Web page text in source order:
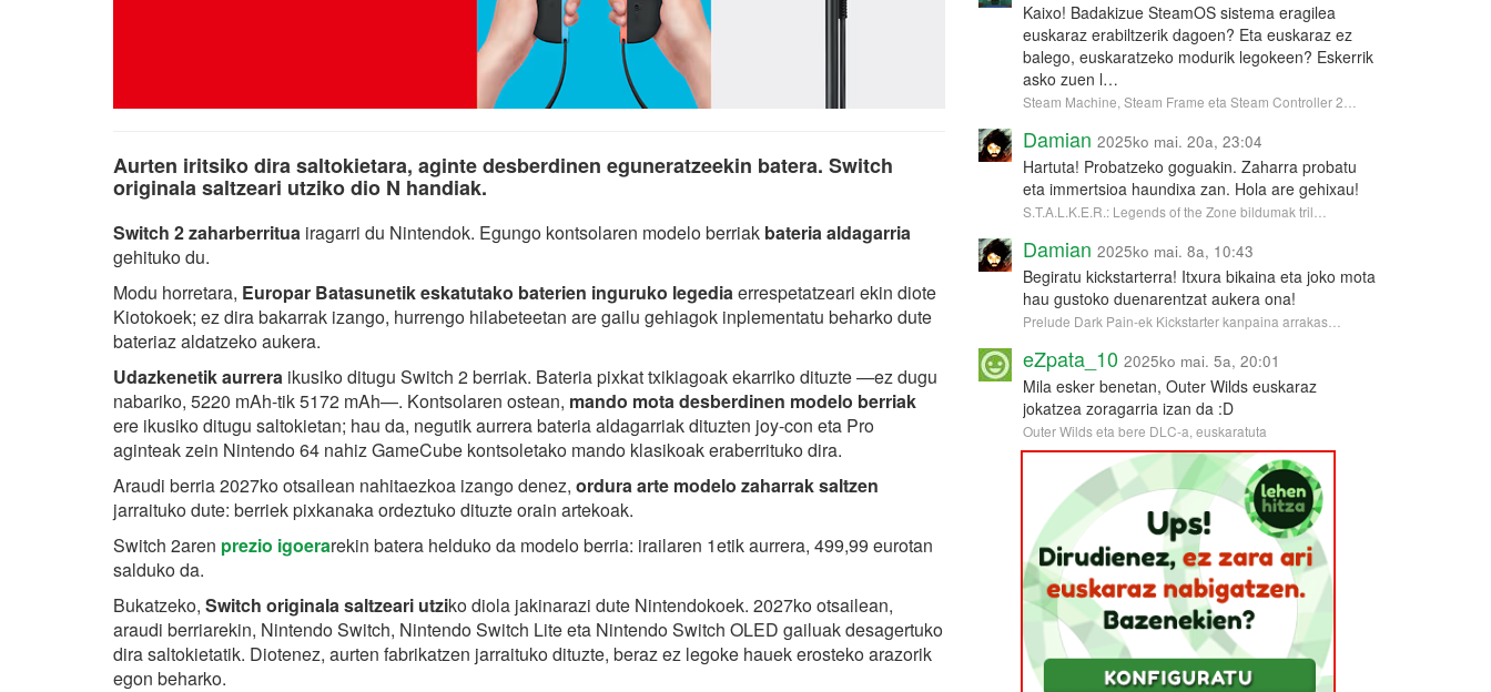
Aurten iritsiko dira saltokietara, aginte desberdinen eguneratzeekin batera. Switch
originala saltzeari utziko dio N handiak.
Switch 2 zaharberritua iragarri du Nintendok. Egungo kontsolaren modelo berriak bateria aldagarria
gehituko du.
Modu horretara, Europar Batasunetik eskatutako baterien inguruko legediaerrespetatzeari ekin diote
Kiotokoek; ez dira bakarrak izango, hurrengo hilabeteetan are gailu gehiagok inplementatu beharko dute
bateriaz aldatzeko aukera.
Udazkenetik aurrera ikusiko ditugu Switch 2 berriak. Bateria pixkat txikiagoak ekarriko dituzte —ez dugu
nabariko, 5220 mAh-tik 5172 mAh—. Kontsolaren ostean, mando mota desberdinen modelo berriak
ere ikusiko ditugu saltokietan; hau da, negutik aurrera bateria aldagarriak dituzten joy-con eta Pro
aginteak zein Nintendo 64 nahiz GameCube kontsoletako mando klasikoak eraberrituko dira.
Araudi berria 2027ko otsailean nahitaezkoa izango denez, ordura arte modelo zaharrak saltzen
jarraituko dute: berriek pixkanaka ordeztuko dituzte orain artekoak.
Switch 2aren prezio igoerarekin batera helduko da modelo berria: irailaren 1etik aurrera, 499,99 eurotan
salduko da.
Bukatzeko, Switch originala saltzeari utziko diola jakinarazi dute Nintendokoek. 2027ko otsailean,
araudi berriarekin, Nintendo Switch, Nintendo Switch Lite eta Nintendo Switch OLED gailuak desagertuko
dira saltokietatik. Diotenez, aurten fabrikatzen jarraituko dituzte, beraz ez legoke hauek erosteko arazorik
egon beharko.
Kaixo! Badakizue SteamOS sistema eragilea
euskaraz erabiltzerik dagoen? Eta euskaraz ez
balego, euskaratzeko modurik legokeen? Eskerrik
asko zuen l…
Steam Machine, Steam Frame eta Steam Controller 2…
Damian 2025ko mai. 20a, 23:04
Hartuta! Probatzeko goguakin. Zaharra probatu
eta immertsioa haundixa zan. Hola are gehixau!
S.T.A.L.K.E.R.: Legends of the Zone bildumak tril…
Damian 2025ko mai. 8a, 10:43
Begiratu kickstarterra! Itxura bikaina eta joko mota
hau gustoko duenarentzat aukera ona!
Prelude Dark Pain-ek Kickstarter kanpaina arrakas…
eZpata_10 2025ko mai. 5a, 20:01
Mila esker benetan, Outer Wilds euskaraz
jokatzea zoragarria izan da :D
Outer Wilds eta bere DLC-a, euskaratuta